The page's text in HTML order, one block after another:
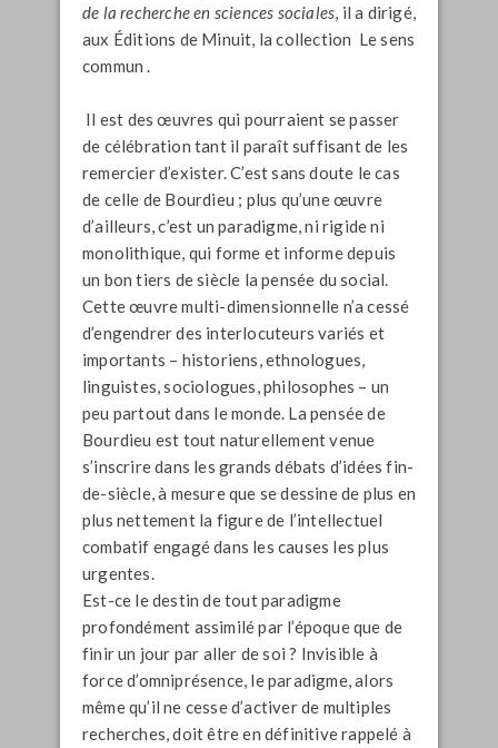
de la recherche en sciences sociales, il a dirigé,
aux Éditions de Minuit, la collection Le sens
commun .
Il est des œuvres qui pourraient se passer
de célébration tant il paraît suffisant de les
remercier d’exister. C’est sans doute le cas
de celle de Bourdieu ; plus qu’une œuvre
d’ailleurs, c’est un paradigme, ni rigide ni
monolithique, qui forme et informe depuis
un bon tiers de siècle la pensée du social.
Cette œuvre multi-dimensionnelle n’a cessé
d’engendrer des interlocuteurs variés et
importants – historiens, ethnologues,
linguistes, sociologues, philosophes – un
peu partout dans le monde. La pensée de
Bourdieu est tout naturellement venue
s’inscrire dans les grands débats d’idées fin-
de-siècle, à mesure que se dessine de plus en
plus nettement la figure de l’intellectuel
combatif engagé dans les causes les plus
urgentes.
Est-ce le destin de tout paradigme
profondément assimilé par l’époque que de
finir un jour par aller de soi ? Invisible à
force d’omniprésence, le paradigme, alors
même qu’il ne cesse d’activer de multiples
recherches, doit être en définitive rappelé à